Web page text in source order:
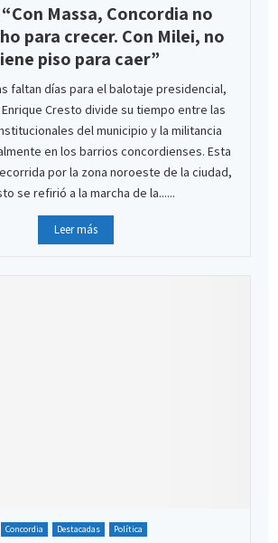
Massa, Concordia no
para crecer. Con Milei, no
piso para caer”
faltan días para el balotaje presidencial,
Cresto divide su tiempo entre las
del municipio y la militancia
en los barrios concordienses. Esta
por la zona noroeste de la ciudad,
se refirió a la marcha de la......
Leer más
Concordia Destacadas Política